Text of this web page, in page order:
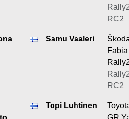
RC2
Samu Vaaleri
RC2
Topi Luhtinen
GR